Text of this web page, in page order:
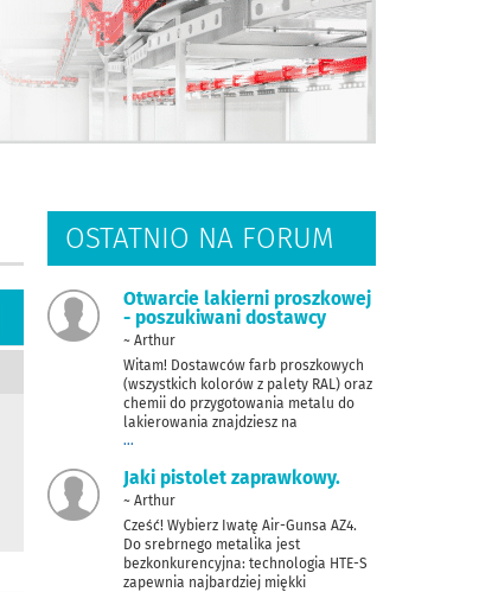
OSTATNIO NA FORUM
Otwarcie lakierni proszkowej
- poszukiwani dostawcy
~ Arthur
Witam! Dostawców farb proszkowych
(wszystkich kolorów z palety RAL) oraz
chemii do przygotowania metalu do
lakierowania znajdziesz na
...
Jaki pistolet zaprawkowy.
~ Arthur
Cześć! Wybierz Iwatę Air-Gunsa AZ4.
Do srebrnego metalika jest
bezkonkurencyjna: technologia HTE-S
zapewnia najbardziej miękki